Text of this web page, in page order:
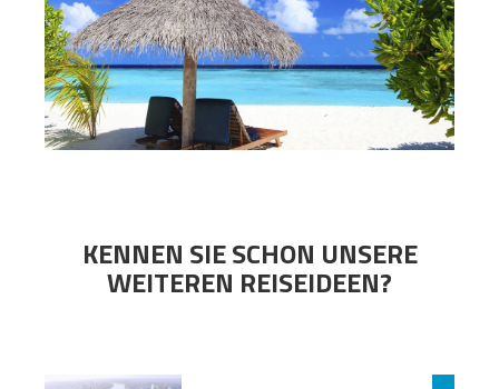
KENNEN SIE SCHON UNSERE
WEITEREN REISEIDEEN?